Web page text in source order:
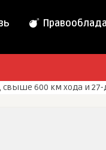
свыше 600 км хода и